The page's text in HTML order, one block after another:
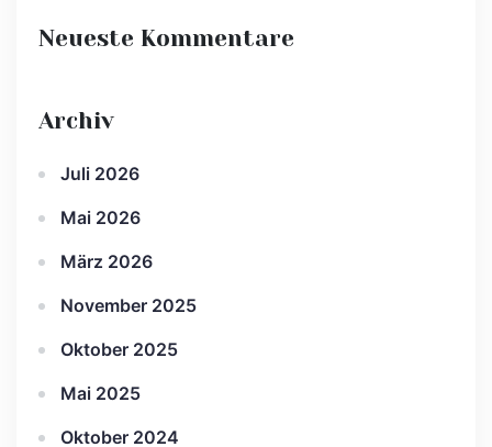
Neueste Kommentare
Archiv
Juli 2026
Mai 2026
März 2026
November 2025
Oktober 2025
Mai 2025
Oktober 2024